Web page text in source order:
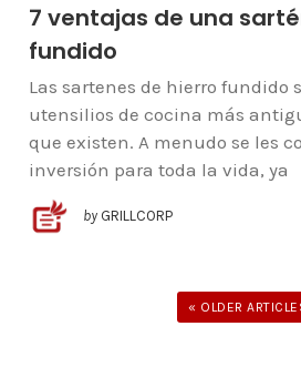
7 ventajas de una
fundido
Las sartenes de hierro fundido
utensilios de cocina más
que existen. A menudo se les
inversión para toda la vida, ya
by GRILLCORP
« OLDER